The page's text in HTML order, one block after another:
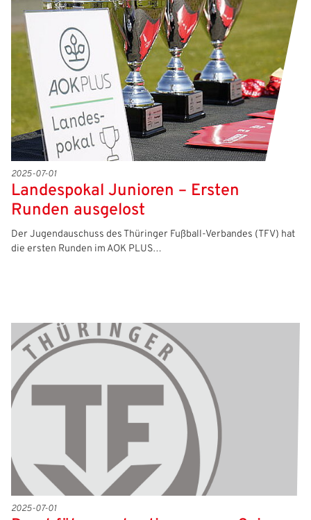
2025-07-01
Landespokal Junioren – Ersten
Runden ausgelost
Der Jugendauschuss des Thüringer Fußball-Verbandes (TFV) hat
die ersten Runden im AOK PLUS…
2025-07-01
Freizeit- und Breitensport
Futsal
Kinder- und Jugendschutz
#siekickt
Tage des Mädchenfußballs
Datenschutz
Länderspiele
Impressum